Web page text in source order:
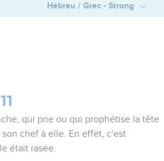
Hébreu / Grec - Strong
qui prie ou qui prophétise la tête
chef à elle. En effet, c'est
était rasée.